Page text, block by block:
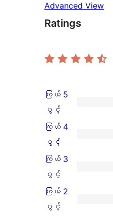
Advanced View
Ratings
ကြယ်
5
ပွင့်
အဆင့်
သုံးသပ်
ကြယ် 5
ပွင့်
ကြယ်
4
ပွင့်
အဆင့်
သုံးသပ်
ကြယ် 4
ပွင့်
ကြယ်
3
ပွင့်
ကြယ် 3
ပွင့်
ကြယ်
ကြယ် 2
ပွင့်